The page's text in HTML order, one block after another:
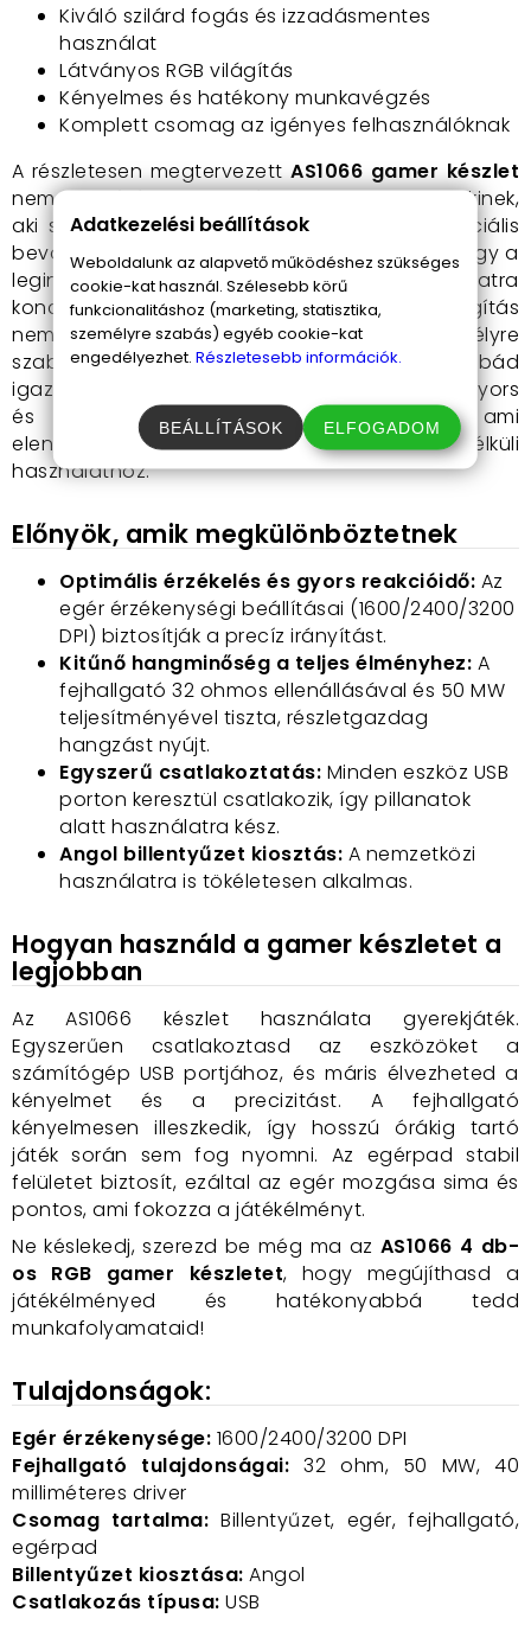
Kiváló szilárd fogás és izzadásmentes
használat
Látványos RGB világítás
Kényelmes és hatékony munkavégzés
Komplett csomag az igényes felhasználóknak
A részletesen megtervezettAS1066 gamer készlet
nemcsak játékosoknak készült, hanem mindenkinek,
aki stabil és kényelmes felületet keres. A speciális
bevonatú egér és billentyűzet segít abban, hogy a
legintenzívebb helyzetekben is teljesen a feladatra
koncentrálhass. A különleges RGB világítás
nemcsak hangulatossá, de könnyen személyre
szabhatóvá is teszi az összhatást, így a szobád
igazi fényárban úszik majd. Az USB csatlakozó gyors
és zökkenőmentes kapcsolatot biztosít, ami
elengedhetetlen a megszakítás nélküli
használathoz.
Előnyök, amik megkülönböztetnek
Optimális érzékelés és gyors reakcióidő: Az
egér érzékenységi beállításai (1600/2400/3200
DPI) biztosítják a precíz irányítást.
Kitűnő hangminőség a teljes élményhez: A
fejhallgató 32 ohmos ellenállásával és 50 MW
teljesítményével tiszta, részletgazdag
hangzást nyújt.
Egyszerű csatlakoztatás: Minden eszköz USB
porton keresztül csatlakozik, így pillanatok
alatt használatra kész.
Angol billentyűzet kiosztás: A nemzetközi
használatra is tökéletesen alkalmas.
Hogyan használd a gamer készletet a
legjobban
Az AS1066 készlet használata gyerekjáték.
Egyszerűen csatlakoztasd az eszközöket a
számítógép USB portjához, és máris élvezheted a
kényelmet és a precizitást. A fejhallgató
kényelmesen illeszkedik, így hosszú órákig tartó
játék során sem fog nyomni. Az egérpad stabil
felületet biztosít, ezáltal az egér mozgása sima és
pontos, ami fokozza a játékélményt.
Ne késlekedj, szerezd be még ma az AS1066 4 db-
os RGB gamer készletet, hogy megújíthasd a
játékélményed és hatékonyabbá tedd
munkafolyamataid!
Tulajdonságok:
Egér érzékenysége: 1600/2400/3200 DPI
Fejhallgató tulajdonságai: 32 ohm, 50 MW, 40
milliméteres driver
Csomag tartalma: Billentyűzet, egér, fejhallgató,
egérpad
Billentyűzet kiosztása: Angol
Csatlakozás típusa: USB
Adatkezelési beállítások
Weboldalunk az alapvető működéshez szükséges
cookie-kat használ. Szélesebb körű
funkcionalitáshoz (marketing, statisztika,
személyre szabás) egyéb cookie-kat
engedélyezhet. Részletesebb információk.
BEÁLLÍTÁSOK ELFOGADOM